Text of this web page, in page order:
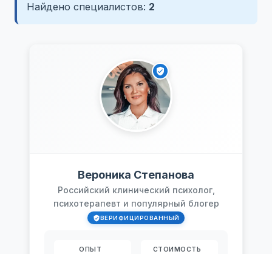
Найдено специалистов: 2
Вероника Степанова
Российский клинический психолог,
психотерапевт и популярный блогер
ВЕРИФИЦИРОВАННЫЙ
ОПЫТ СТОИМОСТЬ